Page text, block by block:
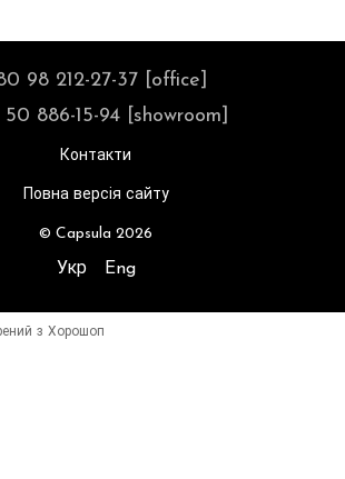
98 212-27-37 [office]
886-15-94 [showroom]
Контакти
Повна версія сайту
© Capsula 2026
Укр Eng
з Хорошоп